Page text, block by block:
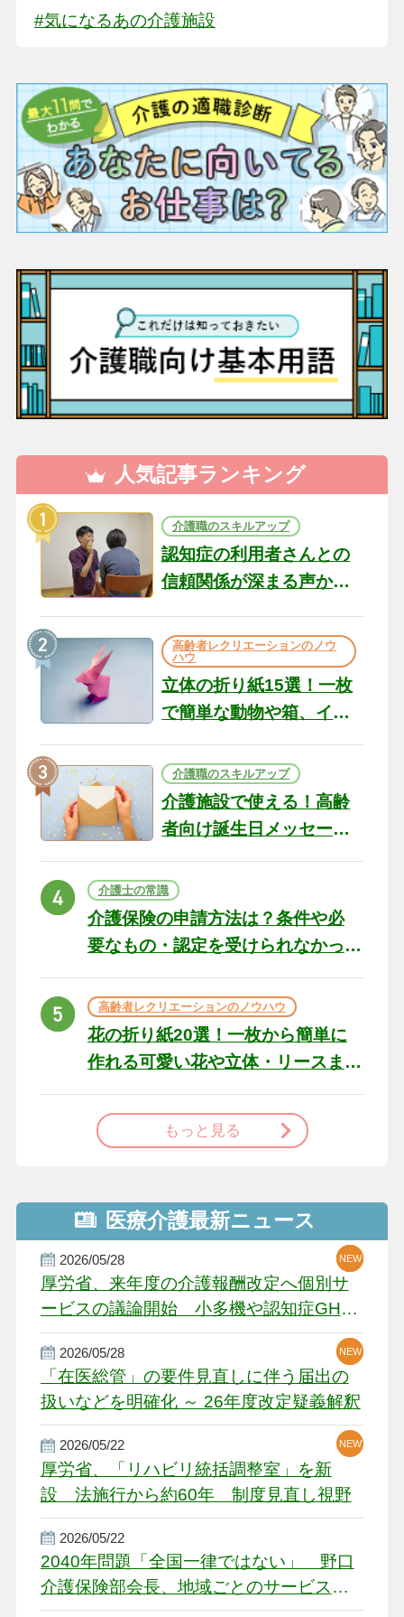
#気になるあの介護施設
人気記事ランキング
介護職のスキルアップ
認知症の利用者さんとの
信頼関係が深まる声かけ
の現場から（22）
高齢者レクリエーションのノウ
ハウ
立体の折り紙15選！一枚
で簡単な動物や箱、イン
介護職のスキルアップ
介護施設で使える！高齢
者向け誕生日メッセージ
ト
介護士の常識
介護保険の申請方法は？条件や必
要なもの・認定を受けられなかっ
高齢者レクリエーションのノウハウ
花の折り紙20選！一枚から簡単に
作れる可愛い花や立体・リースま
もっと見る
医療介護最新ニュース
2026/05/28
厚労省、来年度の介護報酬改定へ個別サ
ービスの議論開始 小多機や認知症GH、
厳しい経営環境に危機感
NEW
NEW
NEW
2026/05/28
「在医総管」の要件見直しに伴う届出の
扱いなどを明確化 ～ 26年度改定疑義解釈
NEW
NEW
2026/05/22
厚労省、「リハビリ統括調整室」を新
設 法施行から約60年 制度見直し視野
NEW
2026/05/22
2040年問題「全国一律ではない」 野口
介護保険部会長、地域ごとのサービス基
盤整備を促す